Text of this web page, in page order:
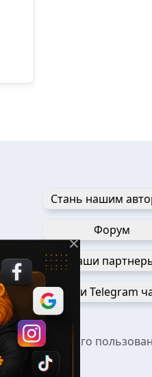
Стань нашим
Форум
Наши
Наши Telegram
×